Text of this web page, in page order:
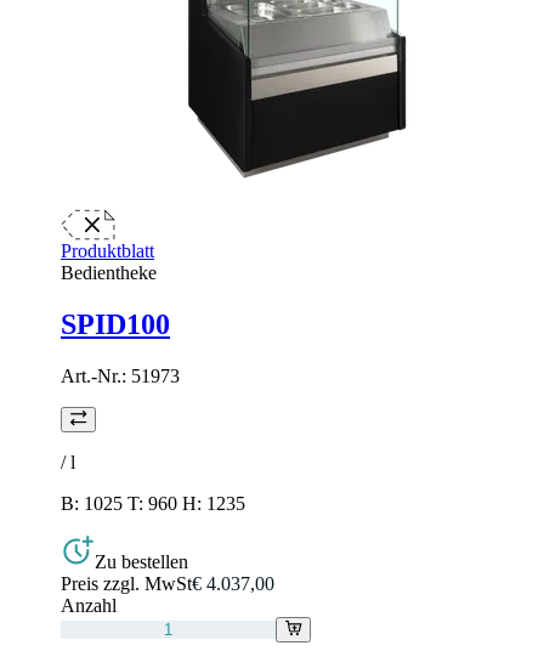
Produktblatt
Bedientheke
SPID100
Art.-Nr.: 51973
/l
B: 1025 T: 960 H: 1235
Zu bestellen
Preis zzgl. MwSt€ 4.037,00
Anzahl